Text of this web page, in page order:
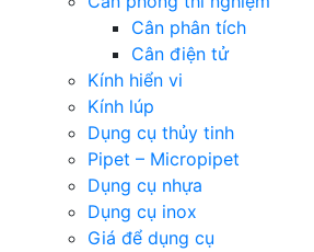
Cân phân tích
Cân điện tử
Kính hiển vi
Kính lúp
Dụng cụ thủy tinh
Pipet – Micropipet
Dụng cụ nhựa
Dụng cụ inox
Giá để dụng cụ